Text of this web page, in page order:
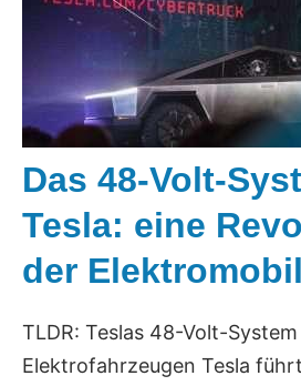
Das 48-Volt-
Tesla: eine
der
TLDR: Teslas 48-Volt-System
Elektrofahrzeugen Tesla